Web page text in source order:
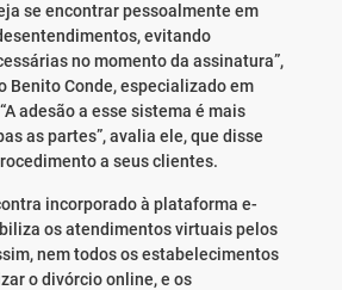
se encontrar pessoalmente em
evitando
no momento da assinatura”,
Benito Conde, especializado em
adesão a esse sistema é mais
as partes”, avalia ele, que disse
a seus clientes.
incorporado à plataforma e-
os atendimentos virtuais pelos
nem todos os estabelecimentos
o divórcio online, e os